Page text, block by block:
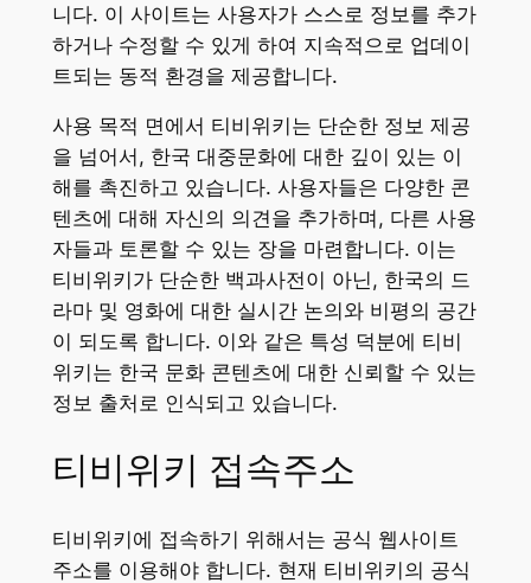
니다. 이 사이트는 사용자가 스스로 정보를 추가
하거나 수정할 수 있게 하여 지속적으로 업데이
트되는 동적 환경을 제공합니다.
사용 목적 면에서 티비위키는 단순한 정보 제공
을 넘어서, 한국 대중문화에 대한 깊이 있는 이
해를 촉진하고 있습니다. 사용자들은 다양한 콘
텐츠에 대해 자신의 의견을 추가하며, 다른 사용
자들과 토론할 수 있는 장을 마련합니다. 이는
티비위키가 단순한 백과사전이 아닌, 한국의 드
라마 및 영화에 대한 실시간 논의와 비평의 공간
이 되도록 합니다. 이와 같은 특성 덕분에 티비
위키는 한국 문화 콘텐츠에 대한 신뢰할 수 있는
정보 출처로 인식되고 있습니다.
티비위키 접속주소
티비위키에 접속하기 위해서는 공식 웹사이트
주소를 이용해야 합니다. 현재 티비위키의 공식